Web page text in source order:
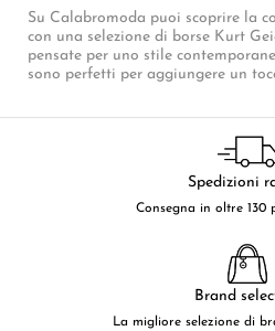
Su Calabromoda puoi scoprire la
con una selezione di borse Kurt
pensate per uno stile
sono perfetti per aggiungere un
Spedizioni
Consegna in oltre 130
Brand
La migliore selezione di